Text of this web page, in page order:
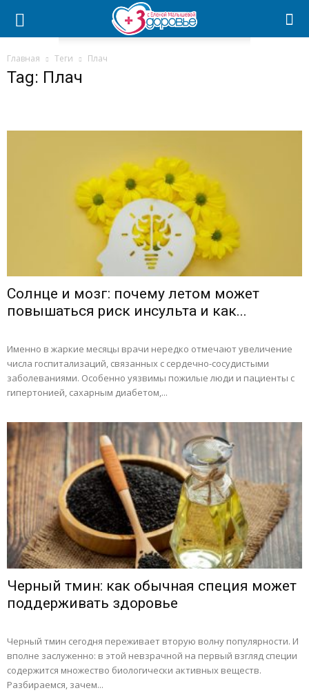
Главная Теги Плач
Tag: Плач
Солнце и мозг: почему летом может
повышаться риск инсульта и как...
Именно в жаркие месяцы врачи нередко отмечают увеличение
числа госпитализаций, связанных с сердечно-сосудистыми
заболеваниями. Особенно уязвимы пожилые люди и пациенты с
гипертонией, сахарным диабетом,...
Черный тмин: как обычная специя может
поддерживать здоровье
Черный тмин сегодня переживает вторую волну популярности. И
вполне заслуженно: в этой невзрачной на первый взгляд специи
содержится множество биологически активных веществ.
Разбираемся, зачем...